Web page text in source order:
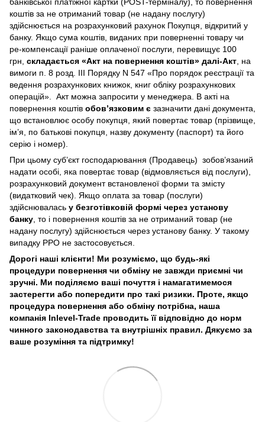
банківської платіжної картки (POST-терміналу), то повернення
коштів за не отриманий товар (не надану послугу)
здійснюється на розрахунковий рахунок Покупця, відкритий у
банку. Якщо сума коштів, виданих при поверненні товару чи
ре-компенсації раніше оплаченої послуги, перевищує 100
грн, складається «Акт на повернення коштів» далі-Акт, на
вимоги п. 8 розд. III Порядку N 547 «Про порядок реєстрації та
ведення розрахункових книжок, книг обліку розрахункових
операцій». Акт можна запросити у менеджера. В акті на
повернення коштів обов’язковим є зазначити дані документа,
що встановлює особу покупця, який повертає товар (прізвище,
ім’я, по батькові покупця, назву документу (паспорт) та його
серію і номер).
При цьому суб’єкт господарювання (Продавець) зобов’язаний
надати особі, яка повертає товар (відмовляється від послуги),
розрахунковий документ встановленої форми та змісту
(видатковий чек). Якщо оплата за товар (послуги)
здійснювалась у безготівковій формі через установу
банку, то і повернення коштів за не отриманий товар (не
надану послугу) здійснюється через установу банку. У такому
випадку РРО не застосовується.
Дорогі наші клієнти! Ми розуміємо, що будь-які
процедури повернення чи обміну не завжди приємні чи
зручні. Ми поділяємо ваші почуття і намагатимемося
застерегти або попередити про такі ризики. Проте, якщо
процедура повернення або обміну потрібна, наша
компанія Inlevel-Trade проводить її відповідно до норм
чинного законодавства та внутрішніх правил. Дякуємо за
ваше розуміння та підтримку!